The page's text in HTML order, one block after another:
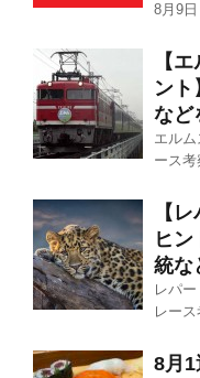
8月9日
【
ント
など
エル
ース考
【
ヒ
統な
レパ
レース
8月1